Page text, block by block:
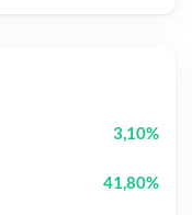
3,10%
41,80%